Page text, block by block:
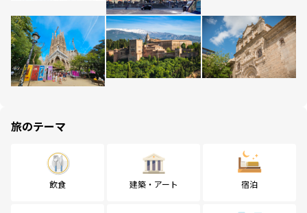
旅のテーマ
飲食 建築・アート 宿泊